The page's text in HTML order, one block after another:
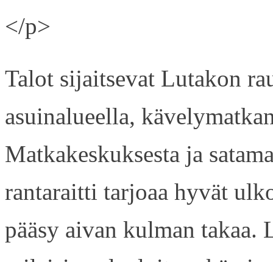
</p>
Talot sijaitsevat Lutakon
asuinalueella,
Matkakeskuksesta ja
rantaraitti tarjoaa hyvät
pääsy aivan kulman